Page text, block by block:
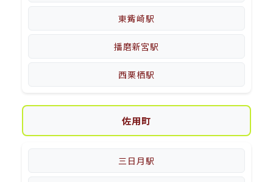
東觜崎駅
播磨新宮駅
西栗栖駅
佐用町
三日月駅